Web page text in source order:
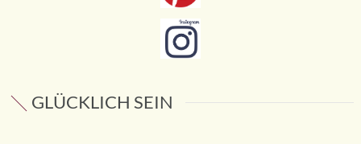
GLÜCKLICH SEIN